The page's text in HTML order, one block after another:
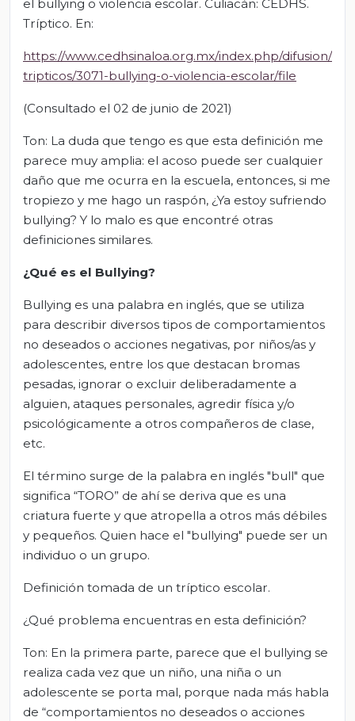
el bullying o violencia escolar. Culiacán: CEDHS.
Tríptico. En:
https://www.cedhsinaloa.org.mx/index.php/difusion/
tripticos/3071-bullying-o-violencia-escolar/file
(Consultado el 02 de junio de 2021)
Ton: La duda que tengo es que esta definición me
parece muy amplia: el acoso puede ser cualquier
daño que me ocurra en la escuela, entonces, si me
tropiezo y me hago un raspón, ¿Ya estoy sufriendo
bullying? Y lo malo es que encontré otras
definiciones similares.
¿Qué es el Bullying?
Bullying es una palabra en inglés, que se utiliza
para describir diversos tipos de comportamientos
no deseados o acciones negativas, por niños/as y
adolescentes, entre los que destacan bromas
pesadas, ignorar o excluir deliberadamente a
alguien, ataques personales, agredir física y/o
psicológicamente a otros compañeros de clase,
etc.
El término surge de la palabra en inglés "bull" que
significa “TORO” de ahí se deriva que es una
criatura fuerte y que atropella a otros más débiles
y pequeños. Quien hace el "bullying" puede ser un
individuo o un grupo.
Definición tomada de un tríptico escolar.
¿Qué problema encuentras en esta definición?
Ton: En la primera parte, parece que el bullying se
realiza cada vez que un niño, una niña o un
adolescente se porta mal, porque nada más habla
de “comportamientos no deseados o acciones